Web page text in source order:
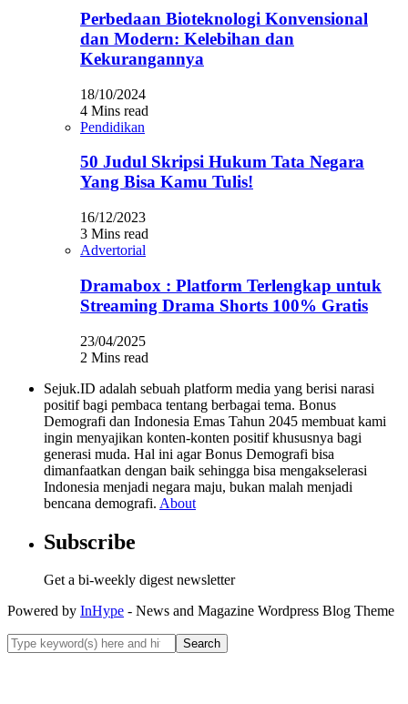
Perbedaan Bioteknologi Konvensional
dan Modern: Kelebihan dan
Kekurangannya
18/10/2024
4 Mins read
Pendidikan
50 Judul Skripsi Hukum Tata Negara
Yang Bisa Kamu Tulis!
16/12/2023
3 Mins read
Advertorial
Dramabox : Platform Terlengkap untuk
Streaming Drama Shorts 100% Gratis
23/04/2025
2 Mins read
Sejuk.ID adalah sebuah platform media yang berisi narasi
positif bagi pembaca tentang berbagai tema. Bonus
Demografi dan Indonesia Emas Tahun 2045 membuat kami
ingin menyajikan konten-konten positif khususnya bagi
generasi muda. Hal ini agar Bonus Demografi bisa
dimanfaatkan dengan baik sehingga bisa mengakselerasi
Indonesia menjadi negara maju, bukan malah menjadi
bencana demografi. About
Subscribe
Get a bi-weekly digest newsletter
Powered by InHype - News and Magazine Wordpress Blog Theme